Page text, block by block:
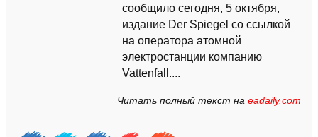
сообщило сегодня, 5 октября,
издание Der Spiegel со ссылкой
на оператора атомной
электростанции компанию
Vattenfall....
Читать полный текст на eadaily.com